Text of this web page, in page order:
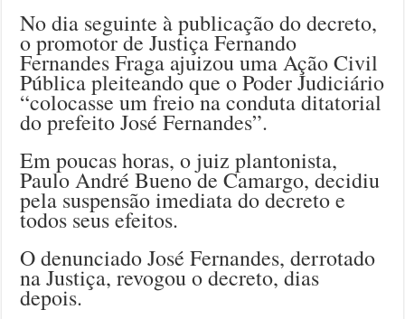
No dia seguinte à publicação do decreto,
o promotor de Justiça Fernando
Fernandes Fraga ajuizou uma Ação Civil
Pública pleiteando que o Poder Judiciário
“colocasse um freio na conduta ditatorial
do prefeito José Fernandes”.
Em poucas horas, o juiz plantonista,
Paulo André Bueno de Camargo, decidiu
pela suspensão imediata do decreto e
todos seus efeitos.
O denunciado José Fernandes, derrotado
na Justiça, revogou o decreto, dias
depois.